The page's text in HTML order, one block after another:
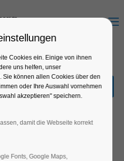
Menu
Am
Cookies ein. Einige von ihnen
uns helfen, unser
Sie können allen Cookies über den
oder Ihre Auswahl vornehmen
akzeptieren" speichern.
damit die Webseite korrekt
Fonts, Google Maps,